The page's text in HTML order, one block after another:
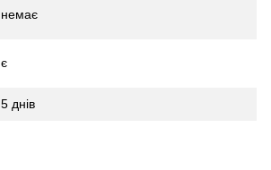
немає
є
5 днів